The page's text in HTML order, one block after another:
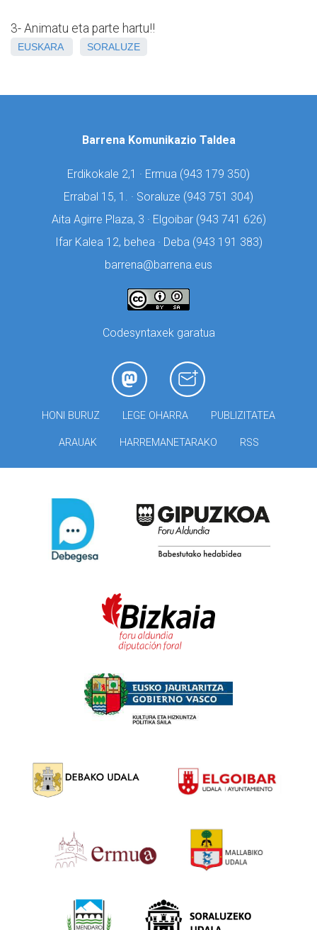
3- Animatu eta parte hartu!!
EUSKARA SORALUZE
Barrena Komunikazio Taldea
Erdikokale 2,1 · Ermua (943 179 350)
Errabal 15, 1. · Soraluze (943 751 304)
Aita Agirre Plaza, 3 · Elgoibar (943 741 626)
Ifar Kalea 12, behea · Deba (943 191 383)
barrena@barrena.eus
Codesyntaxek garatua
HONI BURUZ LEGE OHARRA PUBLIZITATEA
ARAUAK HARREMANETARAKO RSS